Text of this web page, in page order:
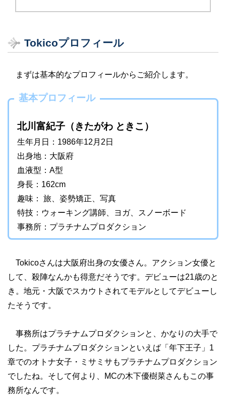
Tokicoプロフィール
まずは基本的なプロフィールからご紹介します。
基本プロフィール
北川富紀子（きたがわ ときこ）
生年月日：1986年12月2日
出身地：大阪府
血液型：A型
身長：162cm
趣味： 旅、姿勢矯正、写真
特技：ウォーキング講師、ヨガ、スノーボード
事務所：プラチナムプロダクション
Tokicoさんは大阪府出身の女優さん。アクション女優と
して、殺陣なんかも得意だそうです。デビューは21歳のと
き。地元・大阪でスカウトされてモデルとしてデビューし
たそうです。
事務所はプラチナムプロダクションと、かなりの大手で
した。プラチナムプロダクションといえば「年下王子」1
章でのオトナ女子・ミサミサもプラチナムプロダクション
でしたね。そして何より、MCの木下優樹菜さんもこの事
務所なんです。